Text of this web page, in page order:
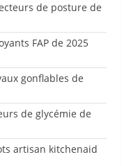
de posture de
FAP de 2025
gonflables de
de glycémie de
artisan kitchenaid